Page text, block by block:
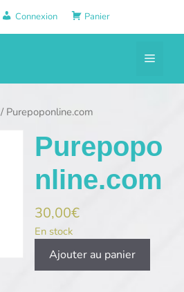
Connexion Panier
Menu
/ Purepoponline.com
Purepopo
nline.com
30,00€
En stock
quantité
Ajouter au panier